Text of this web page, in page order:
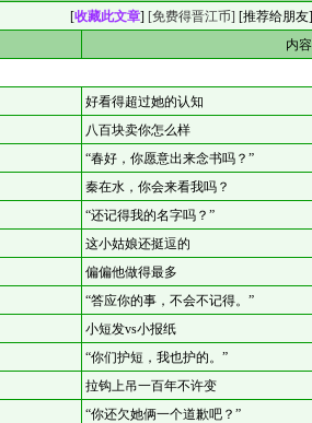
[收藏此文章] [免费得晋江币] [推荐给朋友
内
好看得超过她的认知
八百块卖你怎么样
“春好，你愿意出来念书吗？”
秦在水，你会来看我吗？
“还记得我的名字吗？”
这小姑娘还挺逗的
偏偏他做得最多
“答应你的事，不会不记得。”
小短发vs小报纸
“你们护短，我也护的。”
拉钩上吊一百年不许变
“你还欠她俩一个道歉吧？”